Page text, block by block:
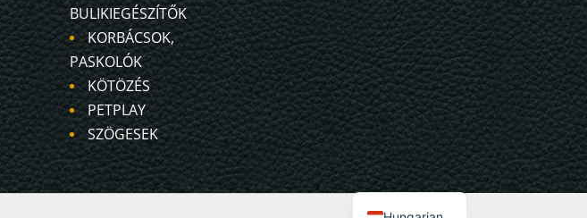
BULIKIEGÉSZÍTŐK
KORBÁCSOK,
PASKOLÓK
KÖTÖZÉS
PETPLAY
SZÖGESEK
English